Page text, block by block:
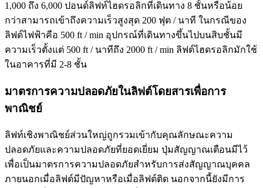
1,000 ถึง 6,000 ปอนด์ลิฟท์ไฮดรอลิกที่เดินทาง 8 ชั้นหรือน้อย
กว่าสามารถเข้าถึงความเร็วสูงสุด 200 ฟุต / นาที ในกรณีของ
ลิฟต์ไฟฟ้าคือ 500 ft / min อุปกรณ์ที่เดินทางขึ้นไปบนสิบชั้นมี
ความเร็วตั้งแต่ 500 ft / นาทีถึง 2000 ft / min ลิฟต์ไฮดรอลิกมักใช้
ในอาคารที่มี 2-8 ชั้น
มาตรการความปลอดภัยในลิฟต์โดยสารเพื่อการ
พาณิชย์
ลิฟท์เชิงพาณิชย์ส่วนใหญ่ถูกรวมเข้ากับคุณลักษณะความ
ปลอดภัยและความปลอดภัยที่ยอดเยี่ยม ปุ่มสัญญาณเตือนมีไว้
เพื่อเป็นมาตรการความปลอดภัยสำหรับการส่งสัญญาณบุคคล
ภายนอกเมื่อลิฟต์มีปัญหาหรือเมื่อลิฟต์ติด นอกจากนี้ยังมีการ